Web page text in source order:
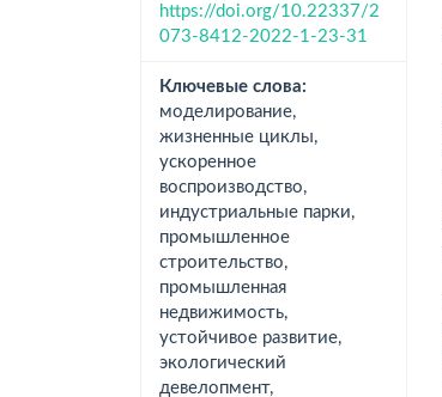
https://doi.org/10.22337/2
073-8412-2022-1-23-31
Ключевые слова:
моделирование,
жизненные циклы,
ускоренное
воспроизводство,
индустриальные парки,
промышленное
строительство,
промышленная
недвижимость,
устойчивое развитие,
экологический
девелопмент,